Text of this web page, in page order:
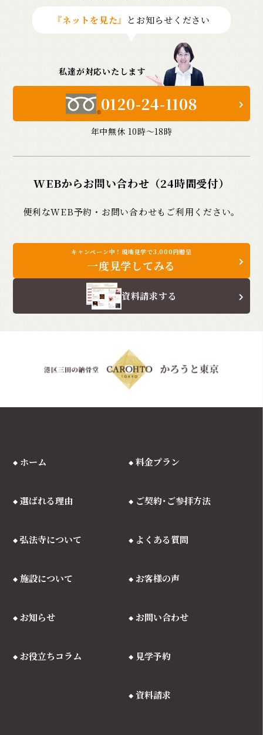
『ネットを見た』 とお知らせください
私達が対応いたします
0120-24-1108
年中無休 10時〜18時
WEBからお問い合わせ（24時間受付）
便利なWEB予約・お問い合わせもご利用ください。
キャンペーン中！現地見学で3,000円贈呈
一度見学してみる
資料請求する
ホーム
選ばれる理由
弘法寺について
施設について
料金プラン
ご契約･ご参拝方法
よくある質問
お客様の声
お知らせ
お役立ちコラム
お問い合わせ
見学予約
資料請求